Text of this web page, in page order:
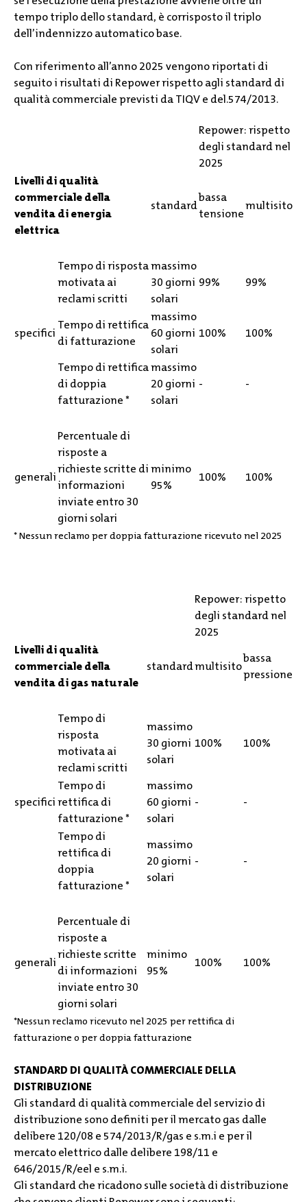
tempo triplo dello standard, è corrisposto il triplo
dell’indennizzo automatico base.
Con riferimento all’anno 2025 vengono riportati di
seguito i risultati di Repower rispetto agli standard di
qualità commerciale previsti da TIQV e del.574/2013.
Repower: rispetto
degli standard nel
2025
Livelli di qualità
commerciale della
vendita di energia
elettrica
standard
bassa
tensione
multisito
specifici
Tempo di risposta
motivata ai
reclami scritti
massimo
30 giorni
solari
99% 99%
Tempo di rettifica
di fatturazione
massimo
60 giorni
solari
100% 100%
Tempo di rettifica
di doppia
fatturazione*
massimo
20 giorni
solari
- -
generali
Percentuale di
risposte a
richieste scritte di
informazioni
inviate entro 30
giorni solari
minimo
95%
100% 100%
*Nessun reclamo per doppia fatturazione ricevuto nel 2025
Repower: rispetto
degli standard nel
2025
Livelli di qualità
commerciale della
vendita di gas naturale
standardmultisito
bassa
pressione
specifici
Tempo di
risposta
motivata ai
reclami scritti
massimo
30 giorni
solari
100% 100%
Tempo di
rettifica di
fatturazione*
massimo
60 giorni
solari
- -
Tempo di
rettifica di
doppia
fatturazione*
massimo
20 giorni
solari
- -
generali
Percentuale di
risposte a
richieste scritte
di informazioni
inviate entro 30
giorni solari
minimo
95%
100% 100%
*Nessun reclamo ricevuto nel 2025 per rettifica di
fatturazione o per doppia fatturazione
STANDARD DI QUALITÀ COMMERCIALE DELLA
DISTRIBUZIONE
Gli standard di qualità commerciale del servizio di
distribuzione sono definiti per il mercato gas dalle
delibere 120/08 e 574/2013/R/gas e s.m.i e per il
mercato elettrico dalle delibere 198/11 e
646/2015/R/eel e s.m.i.
Gli standard che ricadono sulle società di distribuzione